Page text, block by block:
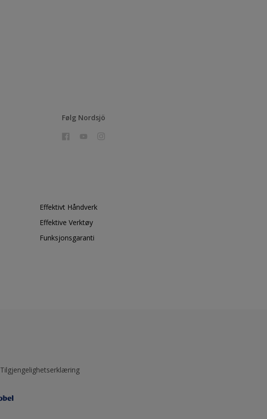
Følg Nordsjö
Effektivt Håndverk
Effektive Verktøy
Funksjonsgaranti
Tilgjengelighetserklæring